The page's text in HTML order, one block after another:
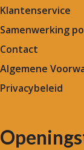
Klantenservice
Samenwerking
Contact
Algemene
Privacybeleid